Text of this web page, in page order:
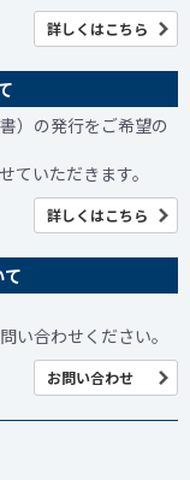
詳しくはこちら
）の発行をご希望の
ていただきます。
詳しくはこちら
い合わせください。
お問い合わせ